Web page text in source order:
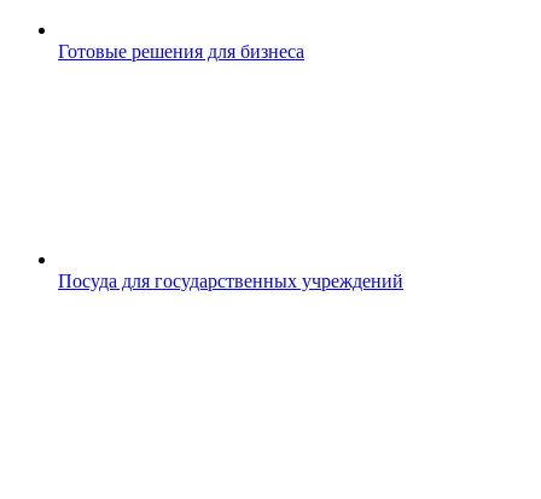
Готовые решения для бизнеса
Посуда для государственных учреждений